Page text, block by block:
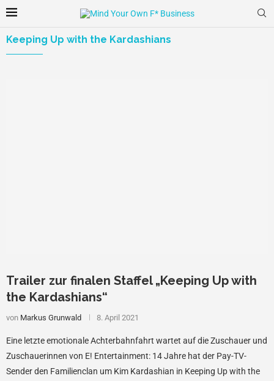
Keeping Up with the Kardashians
Trailer zur finalen Staffel „Keeping Up with
the Kardashians“
von Markus Grunwald 8. April 2021
Eine letzte emotionale Achterbahnfahrt wartet auf die Zuschauer und
Zuschauerinnen von E! Entertainment: 14 Jahre hat der Pay-TV-
Sender den Familienclan um Kim Kardashian in Keeping Up with the